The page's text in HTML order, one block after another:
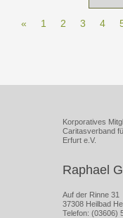
« 1 2 3 4
Korporatives
Caritasverband
Erfurt e.V.
Raphael
Auf der Rinne 31
37308 Heilbad
Telefon: (03606)